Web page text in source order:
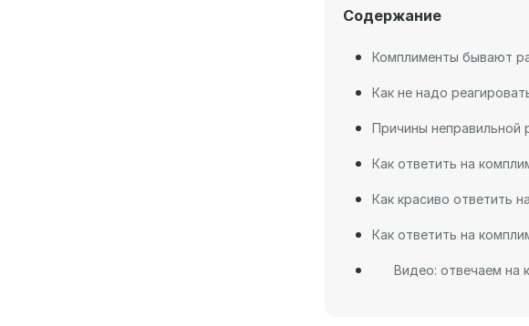
Содержание
Комплименты бывают
Как не надо
Причины неправильной
Как ответить на
Как красиво ответить
Как ответить на
Видео: отвечаем на